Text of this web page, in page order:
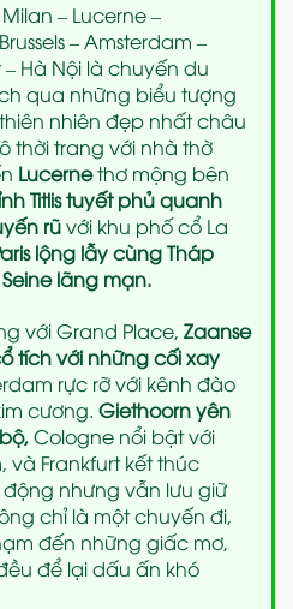
– Lucerne –
– Amsterdam –
Hà Nội là chuyến du
qua những biểu tượng
nhiên đẹp nhất châu
thời trang với nhà thờ
Lucernethơ mộng bên
Titlis tuyết phủ quanh
rũvới khu phố cổ La
lộng lẫy cùng Tháp
lãng mạn.
với Grand Place, Zaanse
tích với những cối xay
rực rỡ với kênh đào
cương. Giethoorn yên
Cologne nổi bật với
và Frankfurt kết thúc
động nhưng vẫn lưu giữ
chỉ là một chuyến đi,
đến những giấc mơ,
để lại dấu ấn khó